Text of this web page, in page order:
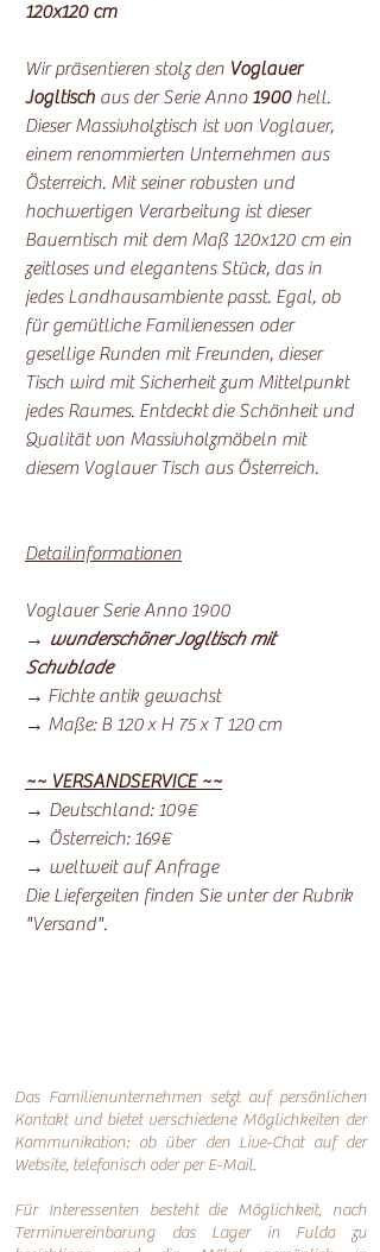
120x120 cm
Wir präsentieren stolz den Voglauer
Jogltisch aus der Serie Anno 1900 hell.
Dieser Massivholztisch ist von Voglauer,
einem renommierten Unternehmen aus
Österreich. Mit seiner robusten und
hochwertigen Verarbeitung ist dieser
Bauerntisch mit dem Maß 120x120 cm ein
zeitloses und elegantens Stück, das in
jedes Landhausambiente passt. Egal, ob
für gemütliche Familienessen oder
gesellige Runden mit Freunden, dieser
Tisch wird mit Sicherheit zum Mittelpunkt
jedes Raumes. Entdeckt die Schönheit und
Qualität von Massivholzmöbeln mit
diesem Voglauer Tisch aus Österreich.
Detailinformationen
Voglauer Serie Anno 1900
→ wunderschöner Jogltisch mit
Schublade
→ Fichte antik gewachst
→ Maße: B 120 x H 75 x T 120 cm
~~ VERSANDSERVICE ~~
→ Deutschland: 109€
→ Österreich: 169€
→ weltweit auf Anfrage
Die Lieferzeiten finden Sie unter der Rubrik
"Versand".
Das Familienunternehmen setzt auf persönlichen
Kontakt und bietet verschiedene Möglichkeiten der
Kommunikation: ob über den Live-Chat auf der
Website, telefonisch oder perE-Mail.
Für Interessenten besteht die Möglichkeit, nach
Terminvereinbarung das Lager in Fulda zu